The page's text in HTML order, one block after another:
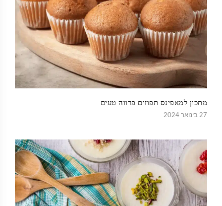
מתכון למאפינס תפוזים פרווה טעים
27 בינואר 2024